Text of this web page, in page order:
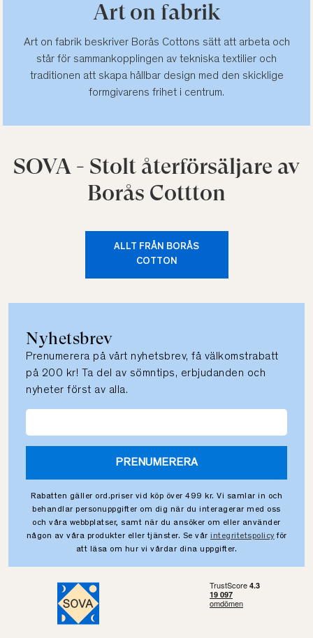
Art on fabrik
Art on fabrik beskriver Borås Cottons sätt att arbeta och
står för sammankopplingen av tekniska textilier och
traditionen att skapa hållbar design med den skicklige
formgivarens frihet i centrum.
SOVA - Stolt återförsäljare av
Borås Cottton
ALLT FRÅN BORÅS
COTTON
Nyhetsbrev
Prenumerera på vårt nyhetsbrev, få välkomstrabatt
på 200 kr! Ta del av sömntips, erbjudanden och
nyheter först av alla.
PRENUMERERA
Rabatten gäller ord.priser vid köp över 499 kr. Vi samlar in och
behandlar personuppgifter om dig när du interagerar med oss
och våra webbplatser, samt när du ansöker om eller använder
någon av våra produkter eller tjänster. Se vår integritetspolicy för
att läsa om hur vi vårdar dina uppgifter.